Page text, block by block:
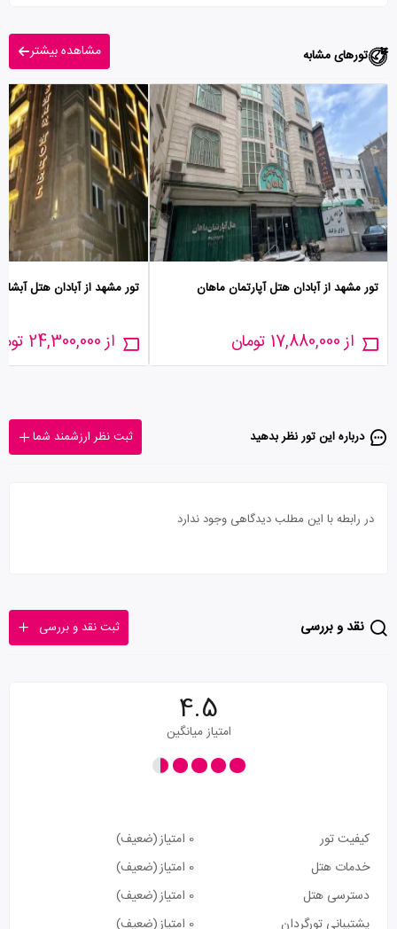
تورهای مشابه مشاهده بیشتر
تور مشهد از آبادان هتل آپارتمان ماهان
از 17,880,000 تومان
تور مشهد از آبادان هتل آبشار
از 24,300,000 تومان
درباره این تور‌ نظر بدهید ثبت نظر ارزشمند شما
در رابطه با این مطلب دیدگاهی وجود ندارد
نقد و بررسی ثبت نقد و بررسی
4.5
امتیاز میانگین
کیفیت تور 0 امتیاز
(ضعیف)
خدمات هتل
0 امتیاز
(ضعیف)
دسترسی هتل
0 امتیاز
(ضعیف)
پشتیبانی تورگردان
0 امتیاز (ضعیف)